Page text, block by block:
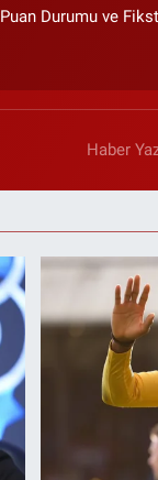
Puan Durumu ve
Haber